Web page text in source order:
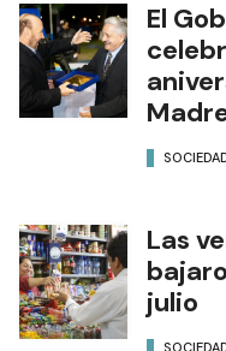
El
Las
julio